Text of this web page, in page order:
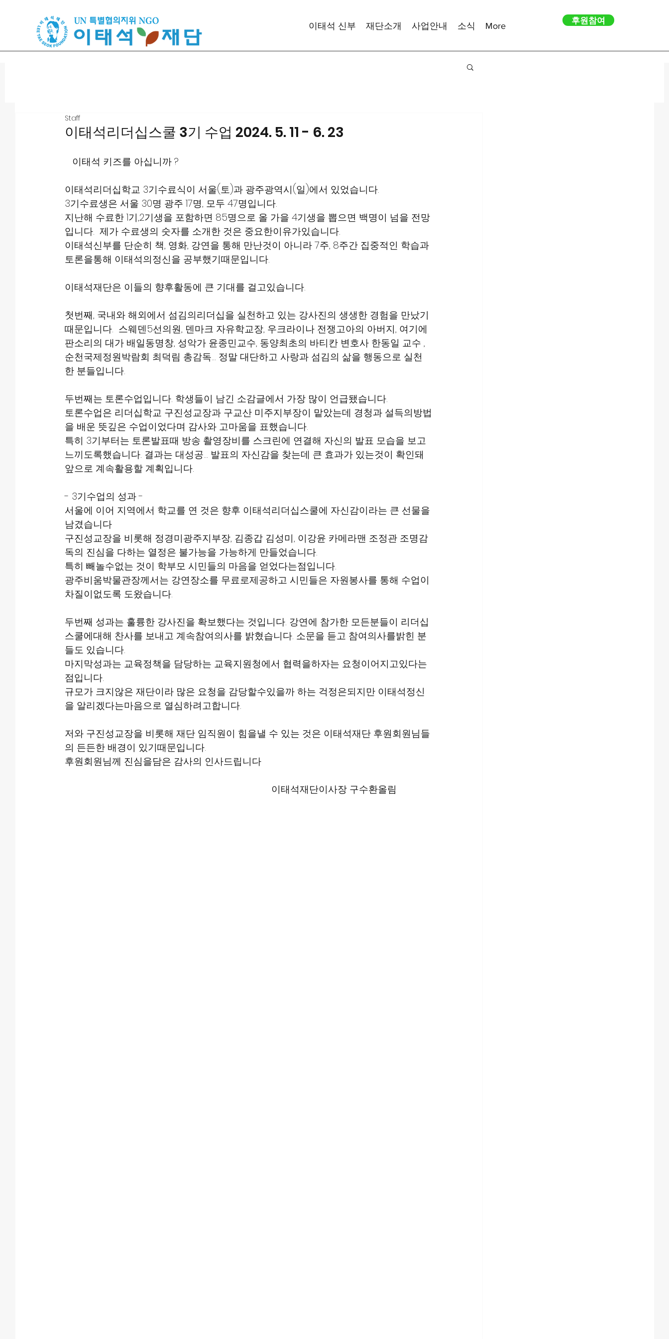
이태석 신부 재단소개 사업안내 소식 More
후원참여
이태석리더십스쿨 3기 수업 2024. 5. 11 - 6. 23
Staff
   이태석 키즈를 아십니까 ?
이태석리더십학교 3기수료식이 서울(토)과 광주광역시(일)에서 있었습니다.
3기수료생은 서울 30명 광주 17명, 모두 47명입니다.
지난해 수료한 1기,2기생을 포함하면 85명으로 올 가을 4기생을 뽑으면 백명이 넘을 전망
입니다.  제가 수료생의 숫자를 소개한 것은 중요한이유가있습니다.
이태석신부를 단순히 책, 영화, 강연을 통해 만난것이 아니라 7주, 8주간 집중적인 학습과
토론을통해 이태석의정신을 공부했기때문입니다.
이태석재단은 이들의 향후활동에 큰 기대를 걸고있습니다.
첫번째, 국내와 해외에서 섬김의리더십을 실천하고 있는 강사진의 생생한 경험을 만났기
때문입니다.  스웨덴5선의원, 덴마크 자유학교장, 우크라이나 전쟁고아의 아버지, 여기에
판소리의 대가 배일동명창, 성악가 윤종민교수, 동양최초의 바티칸 변호사 한동일 교수 ,
순천국제정원박람회 최덕림 총감독... 정말 대단하고 사랑과 섬김의 삶을 행동으로 실천
한 분들입니다.
두번째는 토론수업입니다. 학생들이 남긴 소감글에서 가장 많이 언급됐습니다.
토론수업은 리더십학교 구진성교장과 구교산 미주지부장이 맡았는데 경청과 설득의방법
을 배운 뜻깊은 수업이었다며 감사와 고마움을 표했습니다.
특히 3기부터는 토론발표때 방송 촬영장비를 스크린에 연결해 자신의 발표 모습을 보고
느끼도록했습니다. 결과는 대성공... 발표의 자신감을 찾는데 큰 효과가 있는것이 확인돼
앞으로 계속활용할 계획입니다.
- 3기수업의 성과 -
서울에 이어 지역에서 학교를 연 것은 향후 이태석리더십스쿨에 자신감이라는 큰 선물을
남겼습니다
구진성교장을 비롯해 정경미광주지부장, 김종갑 김성미, 이강윤 카메라맨 조정관 조명감
독의 진심을 다하는 열정은 불가능을 가능하게 만들었습니다.
특히 빼놀수없는 것이 학부모 시민들의 마음을 얻었다는점입니다.
광주비움박물관장께서는 강연장소를 무료로제공하고 시민들은 자원봉사를 통해 수업이
차질이없도록 도왔습니다.
두번째 성과는 훌륭한 강사진을 확보했다는 것입니다. 강연에 참가한 모든분들이 리더십
스쿨에대해 찬사를 보내고 계속참여의사를 밝혔습니다. 소문을 듣고 참여의사를밝힌 분
들도 있습니다.
마지막성과는 교육정책을 담당하는 교육지원청에서 협력을하자는 요청이어지고있다는
점입니다.
규모가 크지않은 재단이라 많은 요청을 감당할수있을까 하는 걱정은되지만 이태석정신
을 알리겠다는마음으로 열심하려고합니다.
저와 구진성교장을 비롯해 재단 임직원이 힘을낼 수 있는 것은 이태석재단 후원회원님들
의 든든한 배경이 있기때문입니다.
후원회원님께 진심을담은 감사의 인사드립니다
                                                                                   이태석재단이사장 구수환올림